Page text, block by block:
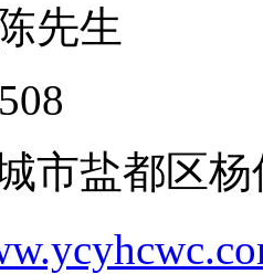
先生
市盐都区